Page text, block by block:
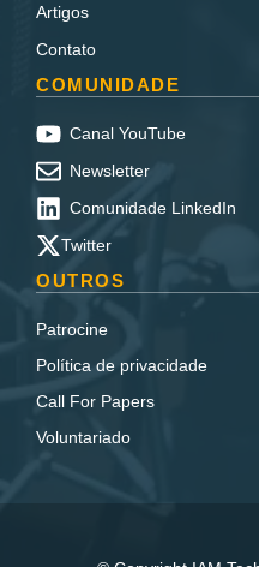
Artigos
Contato
COMUNIDADE
Canal YouTube
Newsletter
Comunidade LinkedIn
Twitter
OUTROS
Patrocine
Política de privacidade
Call For Papers
Voluntariado